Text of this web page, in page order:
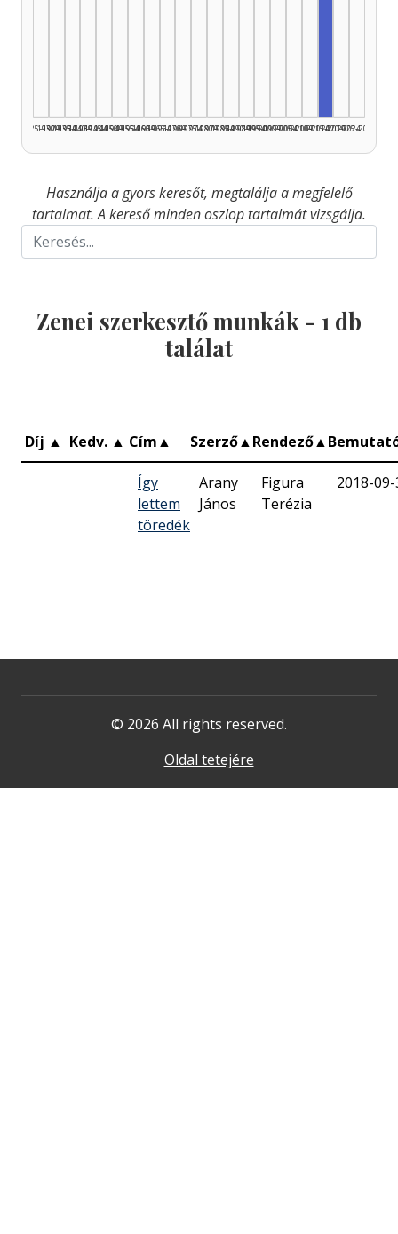
1925–1929
1930–1934
1935–1939
1940–1944
1945–1949
1950–1954
1955–1959
1960–1964
1965–1969
1970–1974
1975–1979
1980–1984
1985–1989
1990–1994
1995–1999
2000–2004
2005–2009
2010–2014
2015–2019
2020–2024
2025–2026
Használja a gyors keresőt, megtalálja a megfelelő
tartalmat. A kereső minden oszlop tartalmát vizsgálja.
Zenei szerkesztő munkák - 1 db
találat
Díj ▲ Kedv. ▲ Cím▲ Szerző▲Rendező▲
Így
lettem
töredék
Arany
János
Figura
Terézia
2018-
© 2026 All rights reserved.
Oldal tetejére